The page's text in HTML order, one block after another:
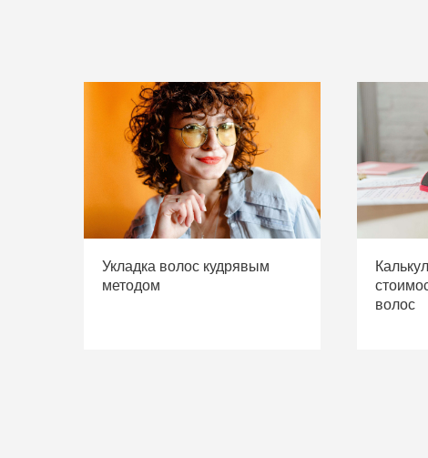
Укладка волос кудрявым
методом
волос